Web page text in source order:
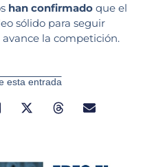
han confirmadoque el
sólido para seguir
la competición.
esta entrada